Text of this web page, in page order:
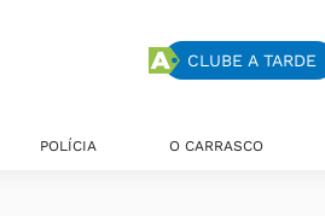
CLUBE A TARDE
POLÍCIA O CARRASCO